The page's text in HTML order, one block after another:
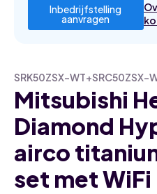
Inbedrijfstelling
aanvragen
SRK50ZSX-WT+SRC50ZSX-
Mitsubishi
Diamond
airco
set met WiFi